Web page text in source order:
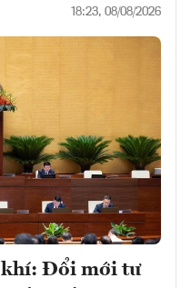
18:23, 08/08/2026
khí: Đổi mới tư